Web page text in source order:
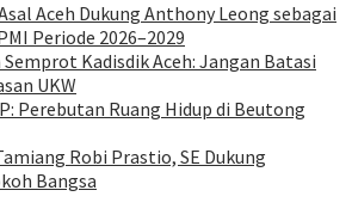
Aceh Dukung Anthony Leong sebagai
Periode 2026–2029
Semprot Kadisdik Aceh: Jangan Batasi
UKW
Perebutan Ruang Hidup di Beutong
Robi Prastio, SE Dukung
Bangsa